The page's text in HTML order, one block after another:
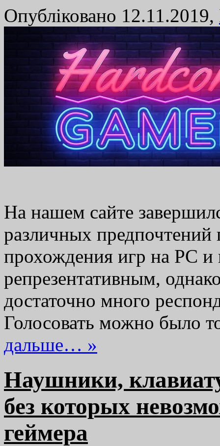
Опубліковано 12.11.2019,
На нашем сайте
различных
прохождения игр на PC и
репрезентативным,
достаточно много
Голосовать можно было
дальше… »
Наушники,
без которых
геймера